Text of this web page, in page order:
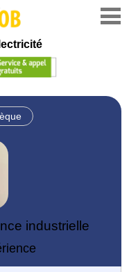
industrielle